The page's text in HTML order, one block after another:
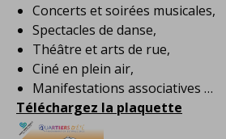
Concerts et soirées musicales,
Spectacles de danse,
Théâtre et arts de rue,
Ciné en plein air,
Manifestations associatives …
Téléchargez la plaquette